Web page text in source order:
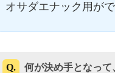
オサダエナック用が
Q. 何が決め手となって